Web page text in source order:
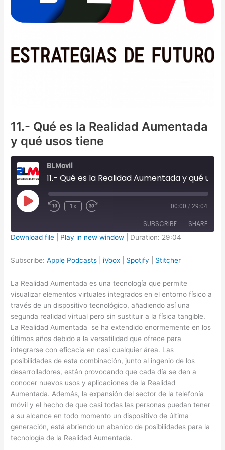
11.- Qué es la Realidad Aumentada
y qué usos tiene
BLMovil
Play
Episode
1x 00:00 / 29:04
SUBSCRIBE SHARE
RSS FEED
EMBED
Download file Play in new window Duration: 29:04
Subscribe:Apple Podcasts iVoox Spotify Stitcher
La Realidad Aumentada es una tecnología que permite
visualizar elementos virtuales integrados en el entorno físico a
través de un dispositivo tecnológico, añadiendo así una
segunda realidad virtual pero sin sustituir a la física tangible.
La Realidad Aumentada se ha extendido enormemente en los
últimos años debido a la versatilidad que ofrece para
integrarse con eficacia en casi cualquier área. Las
posibilidades de esta combinación, junto al ingenio de los
desarrolladores, están provocando que cada día se den a
conocer nuevos usos y aplicaciones de la Realidad
Aumentada. Además, la expansión del sector de la telefonía
móvil y el hecho de que casi todas las personas puedan tener
a su alcance en todo momento un dispositivo de última
generación, está abriendo un abanico de posibilidades para la
tecnología de la Realidad Aumentada.